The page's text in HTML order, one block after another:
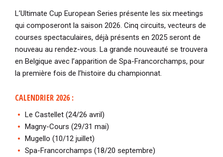
L’Ultimate Cup European Series présente les six meetings
qui composeront la saison 2026. Cinq circuits, vecteurs de
courses spectaculaires, déjà présents en 2025 seront de
nouveau au rendez-vous. La grande nouveauté se trouvera
en Belgique avec l’apparition de Spa-Francorchamps, pour
la première fois de l’histoire du championnat.
CALENDRIER 2026 :
Le Castellet (24/26 avril)
Magny-Cours (29/31 mai)
Mugello (10/12 juillet)
Spa-Francorchamps (18/20 septembre)